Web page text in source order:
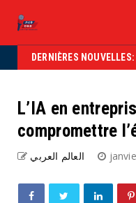
DERNIÈRES NOUVELLES:
côtés des entrepreneurs »
L’IA en
compromettre
العالم العربي